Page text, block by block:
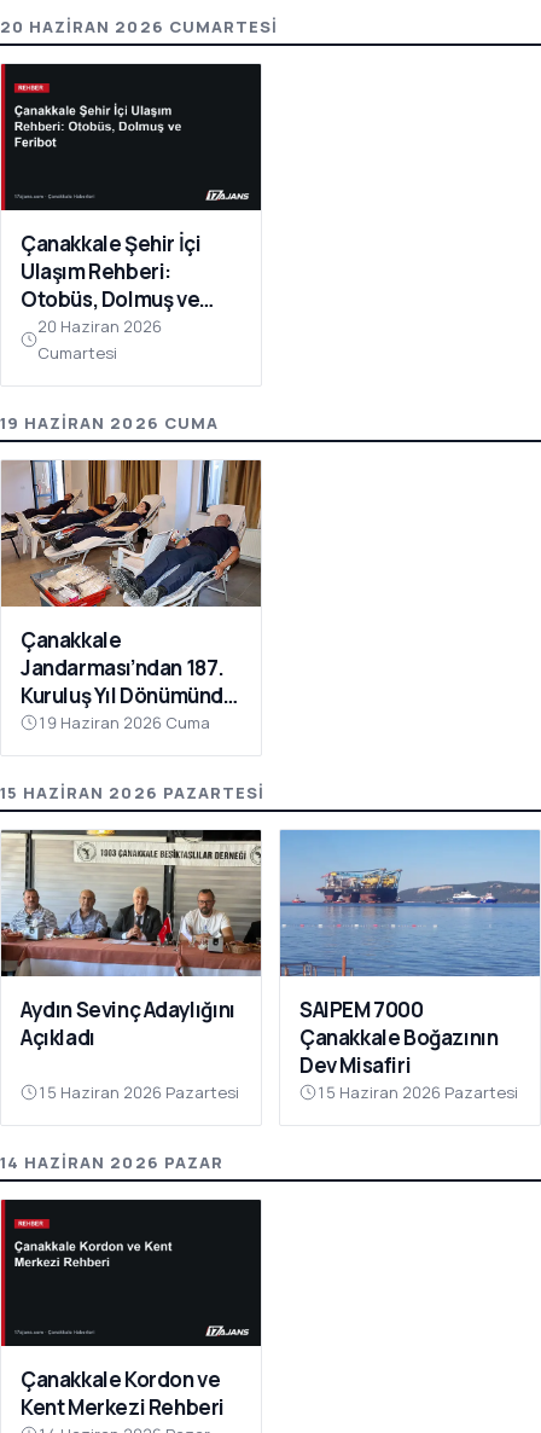
20 HAZIRAN 2026 CUMARTESI
Çanakkale Şehir İçi
Ulaşım Rehberi:
Otobüs, Dolmuş ve
Feribot
20 Haziran 2026
Cumartesi
19 HAZIRAN 2026 CUMA
Çanakkale
Jandarması’ndan 187.
Kuruluş Yıl Dönümünde
Anlamlı Kan Bağışı
19 Haziran 2026 Cuma
15 HAZIRAN 2026 PAZARTESI
Aydın Sevinç Adaylığını
Açıkladı
15 Haziran 2026 Pazartesi
SAIPEM 7000
Çanakkale Boğazının
Dev Misafiri
15 Haziran 2026 Pazartesi
14 HAZIRAN 2026 PAZAR
Çanakkale Kordon ve
Kent Merkezi Rehberi